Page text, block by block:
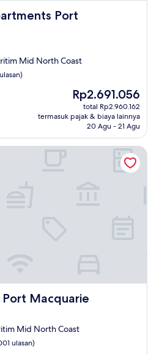
Port
Port Macquarie
Mid North Coast
Harga
sekarang
Rp2.691.056
Rp2.691.056
total Rp2.960.162
termasuk pajak & biaya lainnya
20 Agu - 21 Agu
Macquarie
Macquarie
Mid North Coast
ulasan)